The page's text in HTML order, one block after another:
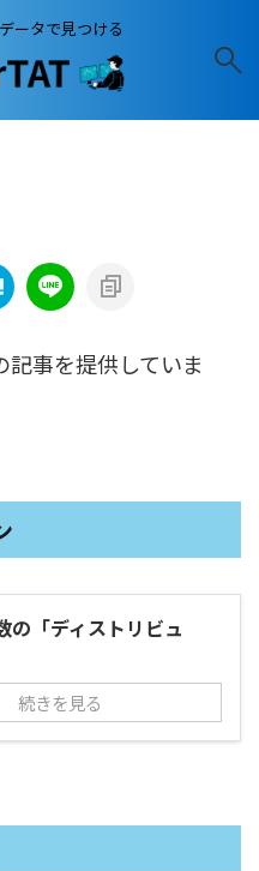
ータで見つける
事を提供していま
の「ディストリビュ
続きを見る